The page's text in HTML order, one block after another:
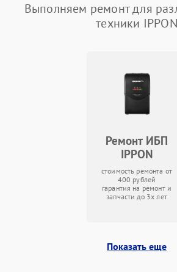
Выполняем ремонт для
техники IPPON
Ремонт ИБП
IPPON
стоимость ремонта от
400 рублей
гарантия на ремонт и
запчасти до 3х лет
Показать еще